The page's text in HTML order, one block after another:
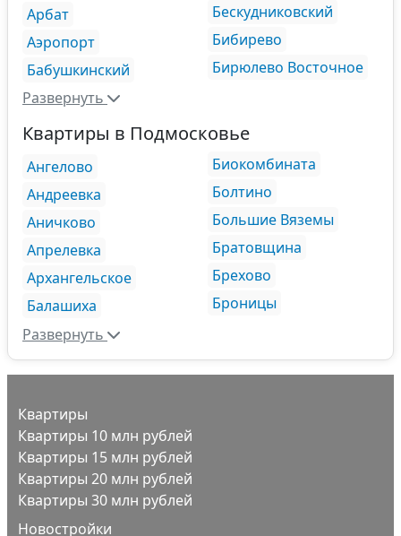
Арбат
Аэропорт
Бабушкинский
Бескудниковский
Бибирево
Бирюлево Восточное
Развернуть
Квартиры в Подмосковье
Ангелово
Андреевка
Аничково
Апрелевка
Архангельское
Балашиха
Биокомбината
Болтино
Большие Вяземы
Братовщина
Брехово
Броницы
Развернуть
Квартиры
Квартиры 10 млн рублей
Квартиры 15 млн рублей
Квартиры 20 млн рублей
Квартиры 30 млн рублей
Новостройки